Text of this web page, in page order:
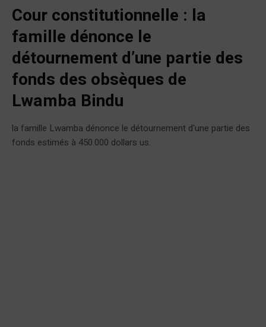
Cour constitutionnelle : la
famille dénonce le
détournement d’une partie des
fonds des obsèques de
Lwamba Bindu
la famille Lwamba dénonce le détournement d'une partie des
fonds estimés à 450.000 dollars us.